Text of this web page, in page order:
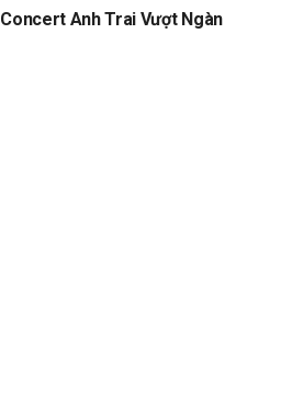
Concert Anh Trai Vượt Ngàn